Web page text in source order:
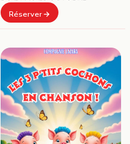
Réserver